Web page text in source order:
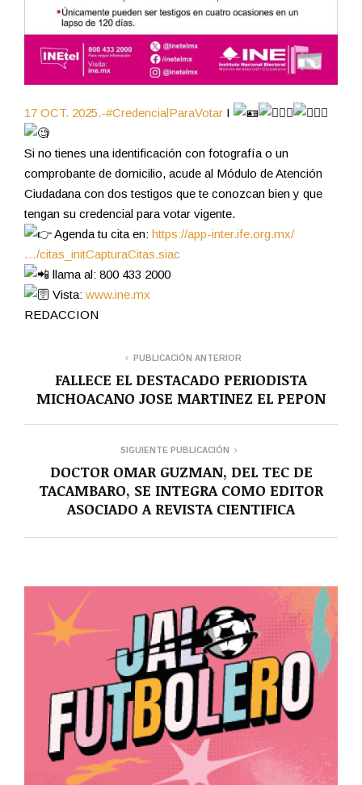
17 OCT. 2025.-#CredencialParaVotar I
Si no tienes una identificación con fotografía o un
comprobante de domicilio, acude al Módulo de Atención
Ciudadana con dos testigos que te conozcan bien y que
tengan su credencial para votar vigente.
Agenda tu cita en: https://app-inter.ife.org.mx/
…/citas_initCapturaCitas.siac
llama al: 800 433 2000
Vista: www.ine.mx
REDACCION
PUBLICACIÓN ANTERIOR
FALLECE EL DESTACADO PERIODISTA
MICHOACANO JOSE MARTINEZ EL PEPON
SIGUIENTE PUBLICACIÓN
DOCTOR OMAR GUZMAN, DEL TEC DE
TACAMBARO, SE INTEGRA COMO EDITOR
ASOCIADO A REVISTA CIENTIFICA